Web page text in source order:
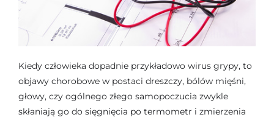
Kiedy człowieka dopadnie przykładowo wirus grypy, to
objawy chorobowe w postaci dreszczy, bólów mięśni,
głowy, czy ogólnego złego samopoczucia zwykle
skłaniają go do sięgnięcia po termometr i zmierzenia